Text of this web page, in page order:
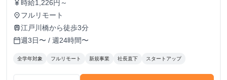
currency_yen 時給1,226円～
place フルリモート
train江戸川橋から徒歩3分
calendar_today週3日〜 / 週24時間〜
全学年対象 フルリモート 新規事業 社長直下 スタートアップ